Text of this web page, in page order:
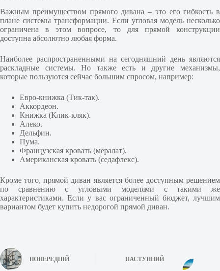
Важным преимуществом прямого дивана – это его гибкость в
плане системы трансформации. Если угловая модель несколько
ограничена в этом вопросе, то для прямой конструкции
доступна абсолютно любая форма.
Наиболее распространенными на сегодняшний день являются
раскладные системы. Но также есть и другие механизмы,
которые пользуются сейчас большим спросом, например:
Евро-книжка (Тик-так).
Аккордеон.
Книжка (Клик-кляк).
Алеко.
Дельфин.
Пума.
Французская кровать (мералат).
Американская кровать (седафлекс).
Кроме того, прямой диван является более доступным решением
по сравнению с угловыми моделями с такими же
характеристиками. Если у вас ограниченный бюджет, лучшим
вариантом будет купить недорогой прямой диван.
ПОПЕРЕДНІЙ НАСТУПНИЙ